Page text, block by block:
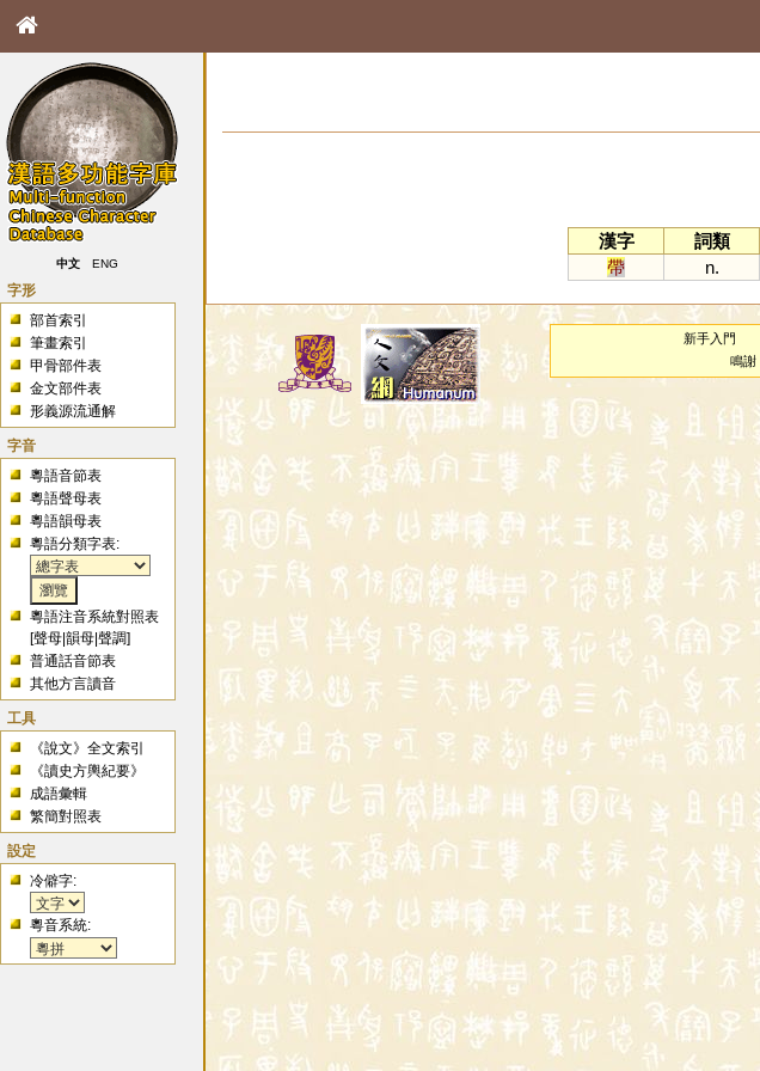
中文 ENG
字形
部首索引
筆畫索引
甲骨部件表
金文部件表
形義源流通解
字音
粵語音節表
粵語聲母表
粵語韻母表
粵語分類字表:
粵語注音系統對照表
[聲母 |韻母 |聲調]
普通話音節表
其他方言讀音
工具
《說文》全文索引
《讀史方輿紀要》
成語彙輯
繁簡對照表
設定
冷僻字:
粵音系統:
漢字
詞類
帶
n.
新手入門
鳴謝